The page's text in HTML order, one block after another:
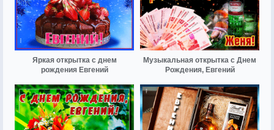
Яркая открытка с днем
рождения Евгений
Музыкальная открытка с Днем
Рождения, Евгений